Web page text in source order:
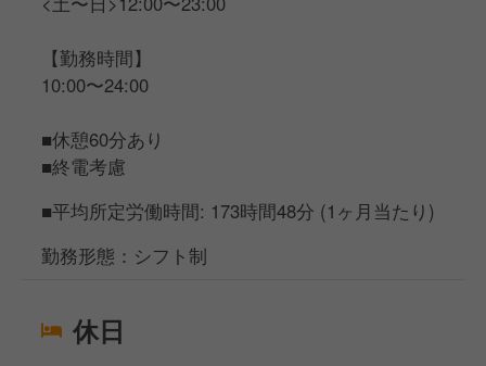
【勤務時間】
10:00〜24:00
■休憩60分あり
■終電考慮
■平均所定労働時間: 173時間48分 (1ヶ月当たり)
勤務形態：シフト制
休日